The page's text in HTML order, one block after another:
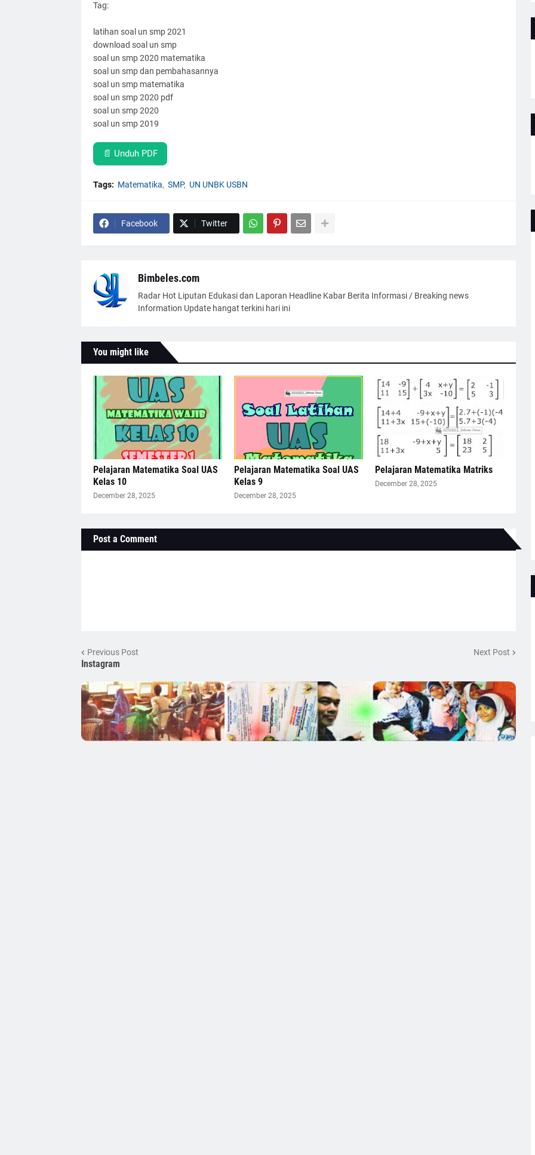
Tag:
latihan soal un smp 2021
download soal un smp
soal un smp 2020 matematika
soal un smp dan pembahasannya
soal un smp matematika
soal un smp 2020 pdf
soal un smp 2020
soal un smp 2019
📄 Unduh PDF
Tags: Matematika SMP UN UNBK USBN
Facebook Twitter
Bimbeles.com
Radar Hot Liputan Edukasi dan Laporan Headline Kabar Berita Informasi / Breaking news
Information Update hangat terkini hari ini
You might like
Pelajaran Matematika Soal UAS
Kelas 10
December 28, 2025
Pelajaran Matematika Soal UAS
Kelas 9
December 28, 2025
Pelajaran Matematika Matriks
December 28, 2025
Post a Comment
Previous Post Next Post
Instagram